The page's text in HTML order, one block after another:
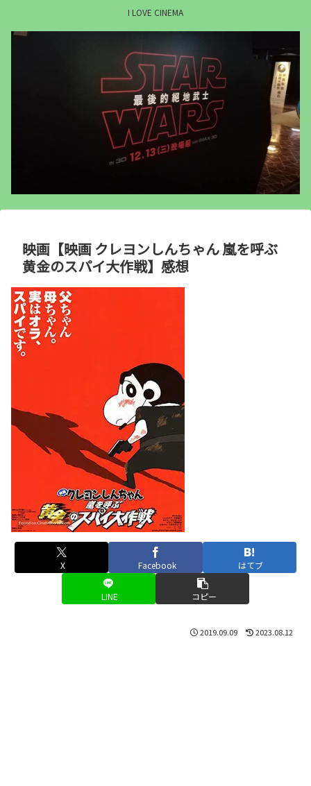
I LOVE CINEMA
映画【映画 クレヨンしんちゃん 嵐を呼ぶ
黄金のスパイ大作戦】感想
X Facebook はてブ
LINE コピー
2019.09.09 2023.08.12